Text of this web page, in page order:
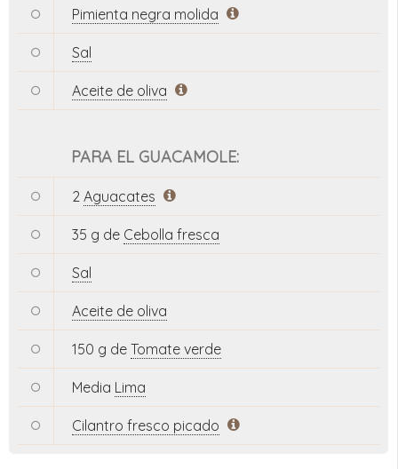
Pimienta negra molida
Sal
Aceite de oliva
PARA EL GUACAMOLE:
2 Aguacates
35 g de Cebolla fresca
Sal
Aceite de oliva
150 g de Tomate verde
Media Lima
Cilantro fresco picado